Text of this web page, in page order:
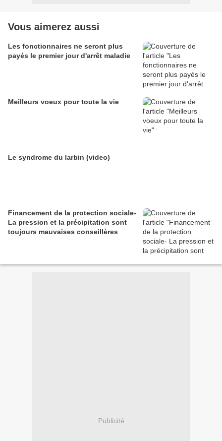
Vous aimerez aussi
Les fonctionnaires ne seront plus
payés le premier jour d'arrêt maladie
Meilleurs voeux pour toute la vie
Le syndrome du larbin (video)
Financement de la protection sociale-
La pression et la précipitation sont
toujours mauvaises conseillères
Publicité